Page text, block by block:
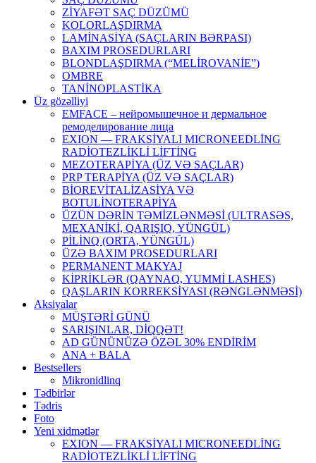
ZİYAFƏT SAÇ DÜZÜMÜ
KOLORLAŞDIRMA
LAMİNASİYA (SAÇLARIN BƏRPASI)
BAXIM PROSEDURLARI
BLONDLAŞDIRMA (“MELİROVANİE”)
OMBRE
TANİNOPLASTİKA
Üz gözəlliyi
EMFACE – нейромышечное и дермальное
ремоделирование лица
EXION — FRAKSİYALI MICRONEEDLİNG
RADİOTEZLİKLİ LİFTİNG
MEZOTERAPİYA (ÜZ VƏ SAÇLAR)
PRP TERAPİYA (ÜZ VƏ SAÇLAR)
BİOREVİTALİZASİYA VƏ
BOTULİNOTERAPİYA
ÜZÜN DƏRİN TƏMİZLƏNMƏSİ (ULTRASƏS,
MEXANİKİ, QARIŞIQ, YÜNGÜL)
PİLİNQ (ORTA, YÜNGÜL)
ÜZƏ BAXIM PROSEDURLARI
PERMANENT MAKYAJ
KİPRİKLƏR (QAYNAQ, YUMMİ LASHES)
QAŞLARIN KORREKSİYASI (RƏNGLƏNMƏSİ)
Aksiyalar
MÜŞTƏRİ GÜNÜ
SARIŞINLAR, DİQQƏT!
AD GÜNÜNÜZƏ ÖZƏL 30% ENDİRİM
ANA + BALA
Bestsellers
Mikronidlinq
Tədbirlər
Tədris
Foto
Yeni xidmətlər
EXION — FRAKSİYALI MICRONEEDLİNG
RADİOTEZLİKLİ LİFTİNG